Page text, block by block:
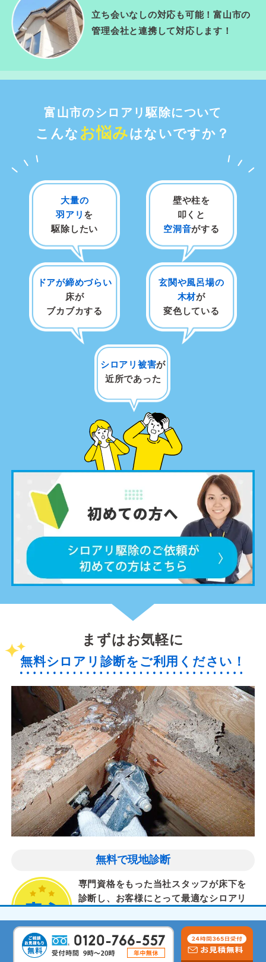
立ち会いなしの対応も可能！富山市の
管理会社と連携して対応します！
富山市のシロアリ駆除について
こんな お悩みはないですか？
大量の
羽アリ を
駆除したい
壁や柱を
叩くと
空洞音がする
ドアが締めづらい
床が
ブカブカする
玄関や風呂場の
木材が
変色している
シロアリ被害が
近所であった
まずはお気軽に
無料シロアリ診断をご利用ください！
無料で現地診断
専門資格をもった当社スタッフが床下を
診断し、お客様にとって最適なシロアリ
気配りと丁寧な作業